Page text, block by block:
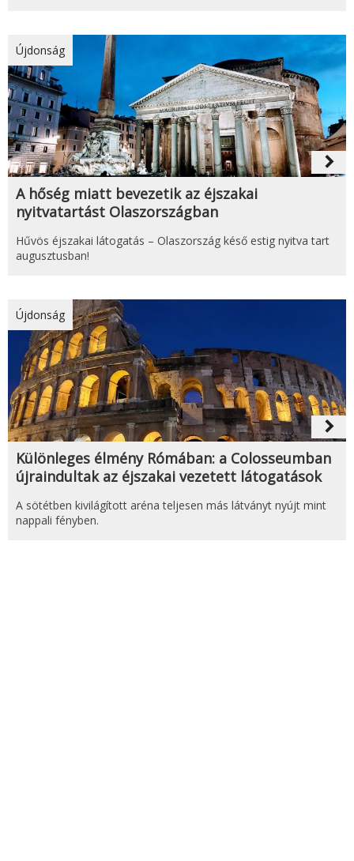
Újdonság
navigate_next
A hőség miatt bevezetik az éjszakai
nyitvatartást Olaszországban
Hűvös éjszakai látogatás – Olaszország késő estig nyitva tart
augusztusban!
Újdonság
navigate_next
Különleges élmény Rómában: a Colosseumban
újraindultak az éjszakai vezetett látogatások
A sötétben kivilágított aréna teljesen más látványt nyújt mint
nappali fényben.